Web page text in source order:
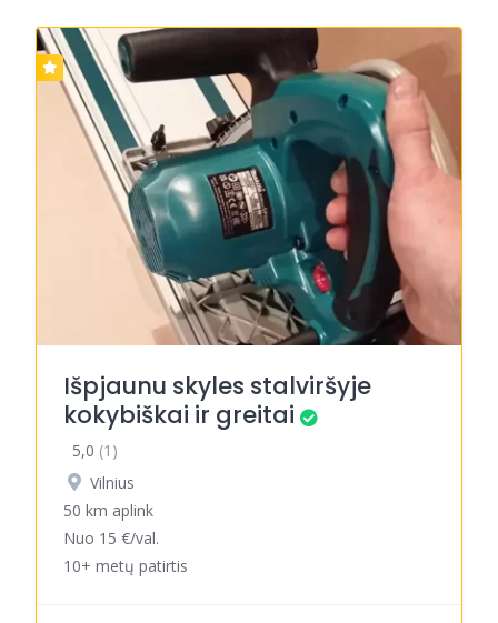
Išpjaunu skyles stalviršyje
kokybiškai ir greitai
5,0 (1)
Vilnius
50 km aplink
Nuo 15 €/val.
10+ metų patirtis